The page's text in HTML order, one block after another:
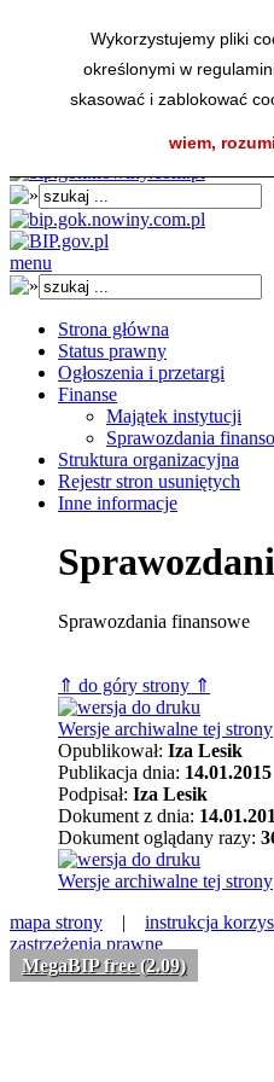
Wykorzystujemy pliki
określonymi w
skasować i zablokować
wiem,
menu
Strona główna
Status prawny
Ogłoszenia i przetargi
Finanse
Majątek instytucji
Sprawozdania
Struktura organizacyjna
Rejestr stron usuniętych
Inne informacje
Sprawozdania finansowe
⇑ do góry strony ⇑
Wersje archiwalne tej strony
Opublikował: Iza Lesik
Publikacja dnia: 14.01.2015
Podpisał: Iza Lesik
Dokument z dnia:
Dokument oglądany razy:
Wersje archiwalne tej strony
mapa strony | instrukcja
zastrzeżenia prawne
MegaBIP free (2.09)